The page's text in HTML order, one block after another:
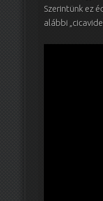
Szerintünk ez
alábbi